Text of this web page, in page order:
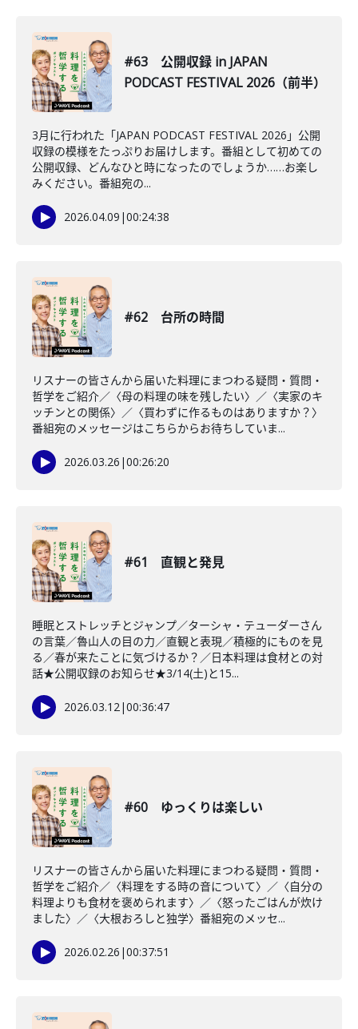
#63 公開収録 in JAPAN
PODCAST FESTIVAL 2026（前半）
3月に行われた「JAPAN PODCAST FESTIVAL 2026」公開
収録の模様をたっぷりお届けします。番組として初めての
公開収録、どんなひと時になったのでしょうか……お楽し
みください。番組宛の...
2026.04.09 |00:24:38
#62 台所の時間
リスナーの皆さんから届いた料理にまつわる疑問・質問・
哲学をご紹介／〈母の料理の味を残したい〉／〈実家のキ
ッチンとの関係〉／〈買わずに作るものはありますか？〉
番組宛のメッセージはこちらからお待ちしていま...
2026.03.26 |00:26:20
#61 直観と発見
睡眠とストレッチとジャンプ／ターシャ・テューダーさん
の言葉／魯山人の目の力／直観と表現／積極的にものを見
る／春が来たことに気づけるか？／日本料理は食材との対
話★公開収録のお知らせ★3/14(土)と15...
2026.03.12|00:36:47
#60 ゆっくりは楽しい
リスナーの皆さんから届いた料理にまつわる疑問・質問・
哲学をご紹介／〈料理をする時の音について〉／〈自分の
料理よりも食材を褒められます〉／〈怒ったごはんが炊け
ました〉／〈大根おろしと独学〉番組宛のメッセ...
2026.02.26 |00:37:51